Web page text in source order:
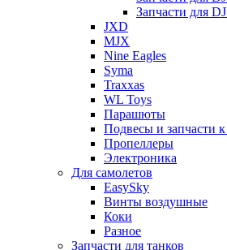
Запчасти для
JXD
MJX
Nine Eagles
Syma
Traxxas
WL Toys
Парашюты
Подвесы и запчасти
Пропеллеры
Электроника
Для самолетов
EasySky
Винты воздушные
Коки
Разное
Запчасти для танков